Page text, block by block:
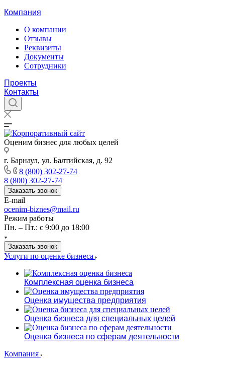
Компания
О компании
Отзывы
Реквизиты
Документы
Сотрудники
Проекты
Контакты
Оценим бизнес для любых целей
г. Барнаул, ул. Балтийская, д. 92
8 (800) 302-27-74
8 (800) 302-27-74
Заказать звонок
E-mail
ocenim-biznes@mail.ru
Режим работы
Пн. – Пт.: с 9:00 до 18:00
Заказать звонок
Услуги по оценке бизнеса
Комплексная оценка бизнеса
Оценка имущества предприятия
Оценка бизнеса для специальных целей
Оценка бизнеса по сферам деятельности
Компания